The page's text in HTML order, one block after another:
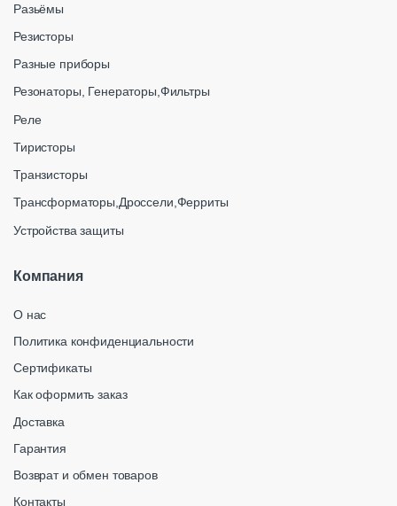
Разьёмы
Резисторы
Разные приборы
Резонаторы, Генераторы,Фильтры
Реле
Тиристоры
Транзисторы
Трансформаторы,Дроссели,Ферриты
Устройства защиты
Компания
О нас
Политика конфиденциальности
Сертификаты
Как оформить заказ
Доставка
Гарантия
Возврат и обмен товаров
Контакты